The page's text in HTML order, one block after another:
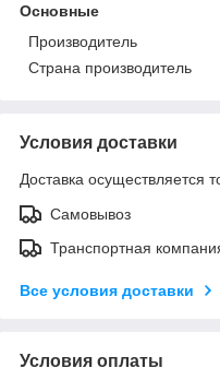
Основные
Производитель
Страна производитель
Условия доставки
Доставка осуществляется
Самовывоз
Транспортная
Все условия доставки
Условия оплаты